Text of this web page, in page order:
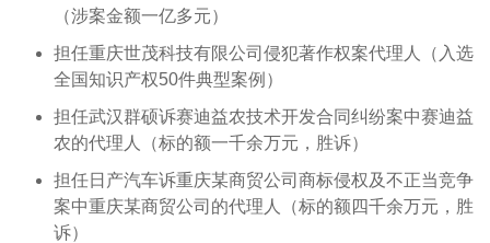
（涉案金额一亿多元）
担任重庆世茂科技有限公司侵犯著作权案代理人（入选
全国知识产权50件典型案例）
担任武汉群硕诉赛迪益农技术开发合同纠纷案中赛迪益
农的代理人（标的额一千余万元，胜诉）
担任日产汽车诉重庆某商贸公司商标侵权及不正当竞争
案中重庆某商贸公司的代理人（标的额四千余万元，胜
诉）